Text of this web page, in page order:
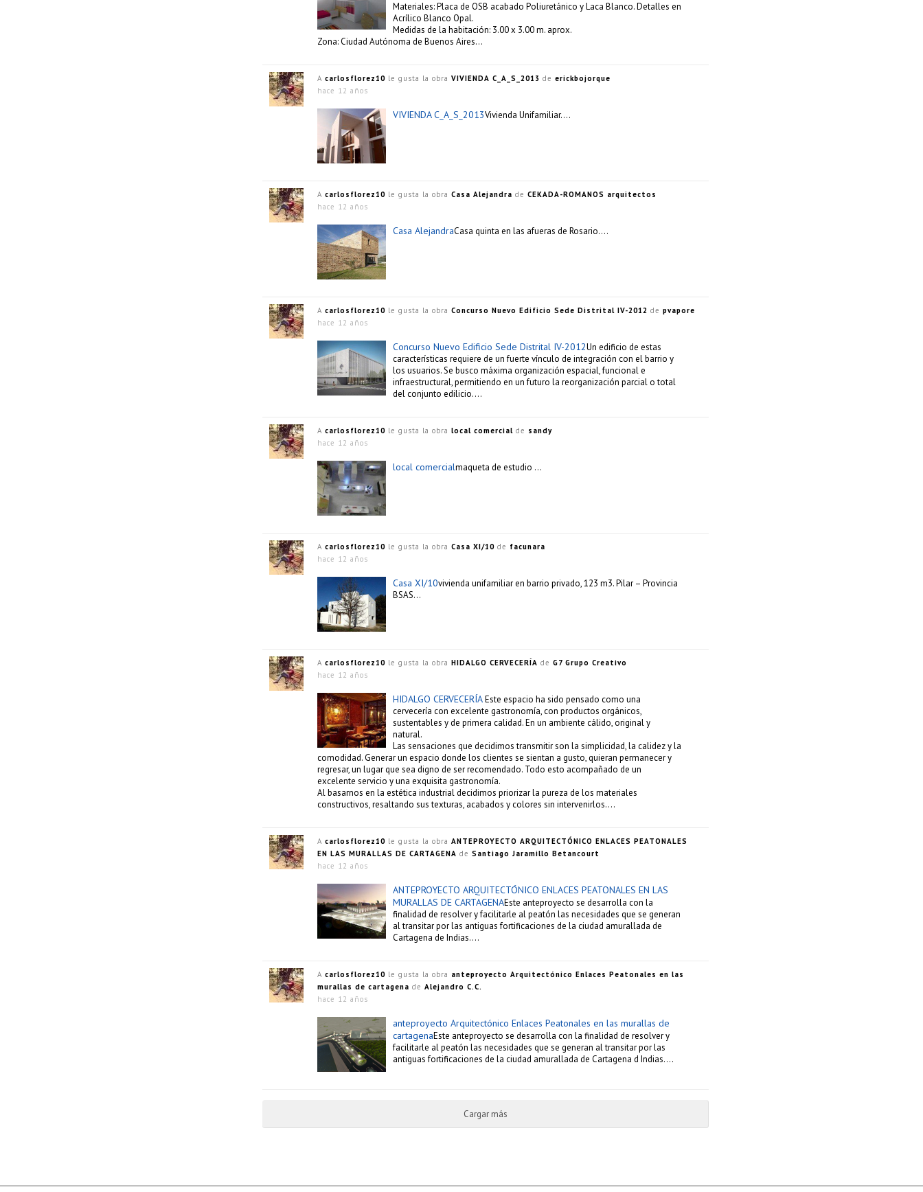
Materiales: Placa de OSB acabado Poliuretánico y Laca Blanco. Detalles en
Acrílico Blanco Opal.
Medidas de la habitación: 3.00 x 3.00 m. aprox.
Zona: Ciudad Autónoma de Buenos Aires…
A carlosflorez10 le gusta la obra VIVIENDA C_A_S_2013 de erickbojorque
hace 12 años
VIVIENDA C_A_S_2013Vivienda Unifamiliar….
A carlosflorez10 le gusta la obra Casa Alejandra de CEKADA-ROMANOS arquitectos
hace 12 años
Casa AlejandraCasa quinta en las afueras de Rosario….
A carlosflorez10 le gusta la obra Concurso Nuevo Edificio Sede Distrital IV-2012 de pvapore
hace 12 años
Concurso Nuevo Edificio Sede Distrital IV-2012Un edificio de estas
características requiere de un fuerte vínculo de integración con el barrio y
los usuarios. Se busco máxima organización espacial, funcional e
infraestructural, permitiendo en un futuro la reorganización parcial o total
del conjunto edilicio….
A carlosflorez10 le gusta la obra local comercial de sandy
hace 12 años
local comercialmaqueta de estudio …
A carlosflorez10 le gusta la obra Casa XI/10 de facunara
hace 12 años
Casa XI/10vivienda unifamiliar en barrio privado, 123 m3. Pilar – Provincia
BSAS…
A carlosflorez10 le gusta la obra HIDALGO CERVECERÍA de G7 Grupo Creativo
hace 12 años
HIDALGO CERVECERÍAEste espacio ha sido pensado como una
cervecería con excelente gastronomía, con productos orgánicos,
sustentables y de primera calidad. En un ambiente cálido, original y
natural.
Las sensaciones que decidimos transmitir son la simplicidad, la calidez y la
comodidad. Generar un espacio donde los clientes se sientan a gusto, quieran permanecer y
regresar, un lugar que sea digno de ser recomendado. Todo esto acompañado de un
excelente servicio y una exquisita gastronomía.
Al basarnos en la estética industrial decidimos priorizar la pureza de los materiales
constructivos, resaltando sus texturas, acabados y colores sin intervenirlos….
A carlosflorez10 le gusta la obra ANTEPROYECTO ARQUITECTÓNICO ENLACES PEATONALES
EN LAS MURALLAS DE CARTAGENA de Santiago Jaramillo Betancourt
hace 12 años
ANTEPROYECTO ARQUITECTÓNICO ENLACES PEATONALES EN LAS
MURALLAS DE CARTAGENAEste anteproyecto se desarrolla con la
finalidad de resolver y facilitarle al peatón las necesidades que se generan
al transitar por las antiguas fortificaciones de la ciudad amurallada de
Cartagena de Indias….
A carlosflorez10 le gusta la obra anteproyecto Arquitectónico Enlaces Peatonales en las
murallas de cartagena de Alejandro C.C.
hace 12 años
anteproyecto Arquitectónico Enlaces Peatonales en las murallas de
cartagenaEste anteproyecto se desarrolla con la finalidad de resolver y
facilitarle al peatón las necesidades que se generan al transitar por las
antiguas fortificaciones de la ciudad amurallada de Cartagena d Indias….
Cargar más